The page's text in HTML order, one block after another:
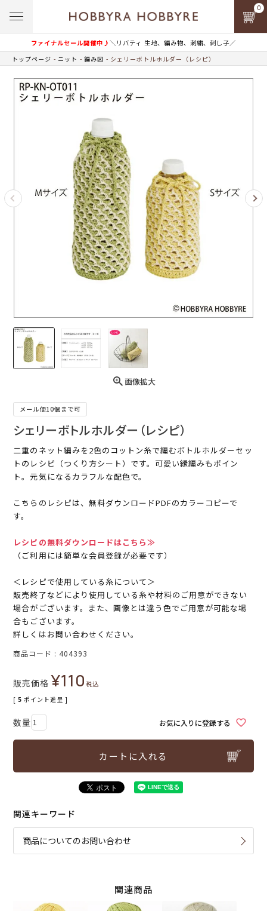
ファイナルセール開催中♪＼リバティ 生地、編み物、刺繍、刺し子／
0
トップページ ニット 編み図 シェリーボトルホルダー（レシピ）
画像拡大
メール便10個まで可
シェリーボトルホルダー（レシピ）
二重のネット編みを2色のコットン糸で編むボトルホルダーセッ
トのレシピ（つくり方シート）です。可愛い縁編みもポイン
ト。元気になるカラフルな配色で。
こちらのレシピは、無料ダウンロードPDFのカラーコピーで
す。
レシピの無料ダウンロードはこちら≫
（ご利用には簡単な会員登録が必要です）
＜レシピで使用している糸について＞
販売終了などにより使用している糸や材料のご用意ができない
場合がございます。また、画像とは違う色でご用意が可能な場
合もございます。
詳しくはお問い合わせください。
商品コード 404393
販売価格 ¥110税込
[ 5 ポイント進呈 ]
お気に入りに登録する
カートに入れる
関連キーワード
商品についてのお問い合わせ
関連商品